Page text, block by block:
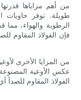
من أهم مزاياها
طويلة. توفر حاويات
الرطوبة والهواء،
فإن الفولاذ المقاوم
من المزايا الأخرى
عكس الأوعية
الفولاذ المقاوم للصدأ